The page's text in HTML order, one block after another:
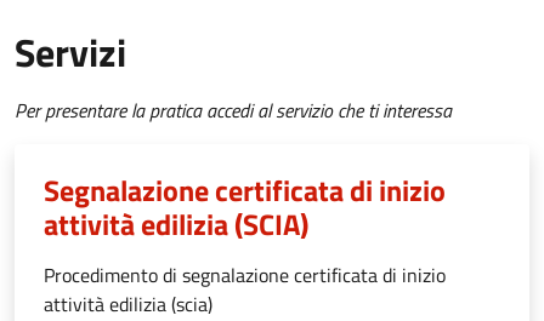
Servizi
Per presentare la pratica accedi al servizio che ti interessa
Segnalazione certificata di inizio
attività edilizia (SCIA)
Procedimento di segnalazione certificata di inizio
attività edilizia (scia)